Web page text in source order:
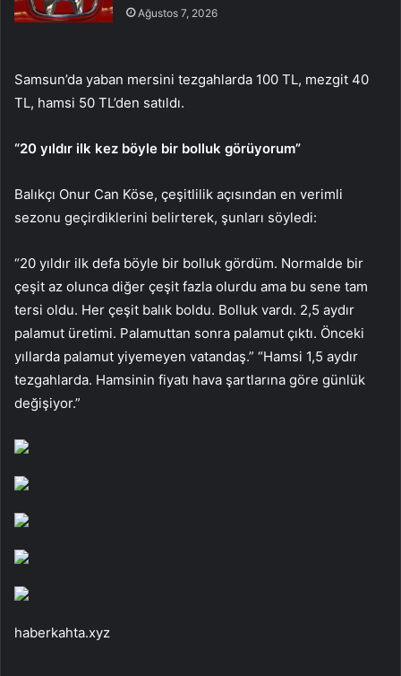
Ağustos 7, 2026
Samsun’da yaban mersini tezgahlarda 100 TL, mezgit 40
TL, hamsi 50 TL’den satıldı.
“20 yıldır ilk kez böyle bir bolluk görüyorum”
Balıkçı Onur Can Köse, çeşitlilik açısından en verimli
sezonu geçirdiklerini belirterek, şunları söyledi:
“20 yıldır ilk defa böyle bir bolluk gördüm. Normalde bir
çeşit az olunca diğer çeşit fazla olurdu ama bu sene tam
tersi oldu. Her çeşit balık boldu. Bolluk vardı. 2,5 aydır
palamut üretimi. Palamuttan sonra palamut çıktı. Önceki
yıllarda palamut yiyemeyen vatandaş.” “Hamsi 1,5 aydır
tezgahlarda. Hamsinin fiyatı hava şartlarına göre günlük
değişiyor.”
haberkahta.xyz